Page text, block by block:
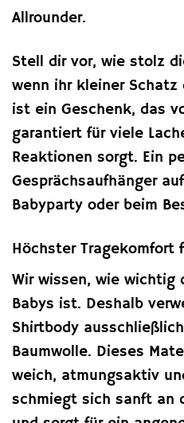
Allrounder.
Stell dir vor, wie stolz
wenn ihr kleiner Schatz
ist ein Geschenk, das
garantiert für viele
Reaktionen sorgt. Ein
Gesprächsaufhänger
Babyparty oder beim
Höchster Tragekomfort
Wir wissen, wie wichtig
Babys ist. Deshalb
Shirtbody
Baumwolle. Dieses
weich, atmungsaktiv
schmiegt sich sanft an